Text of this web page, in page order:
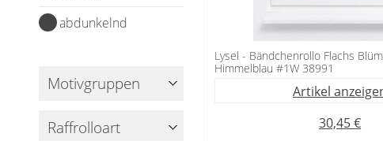
abdunkelnd
Motivgruppen
Raffrolloart
Lysel - Bändchenrollo Flachs
Himmelblau #1W 38991
Artikel
30,45 €